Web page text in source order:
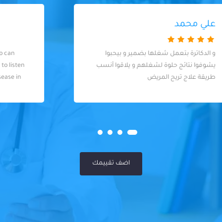
A good listener is a good talker who can
spend with the patient a long time to listen
to the complaint and clarify the disease in
اضف تقييمك